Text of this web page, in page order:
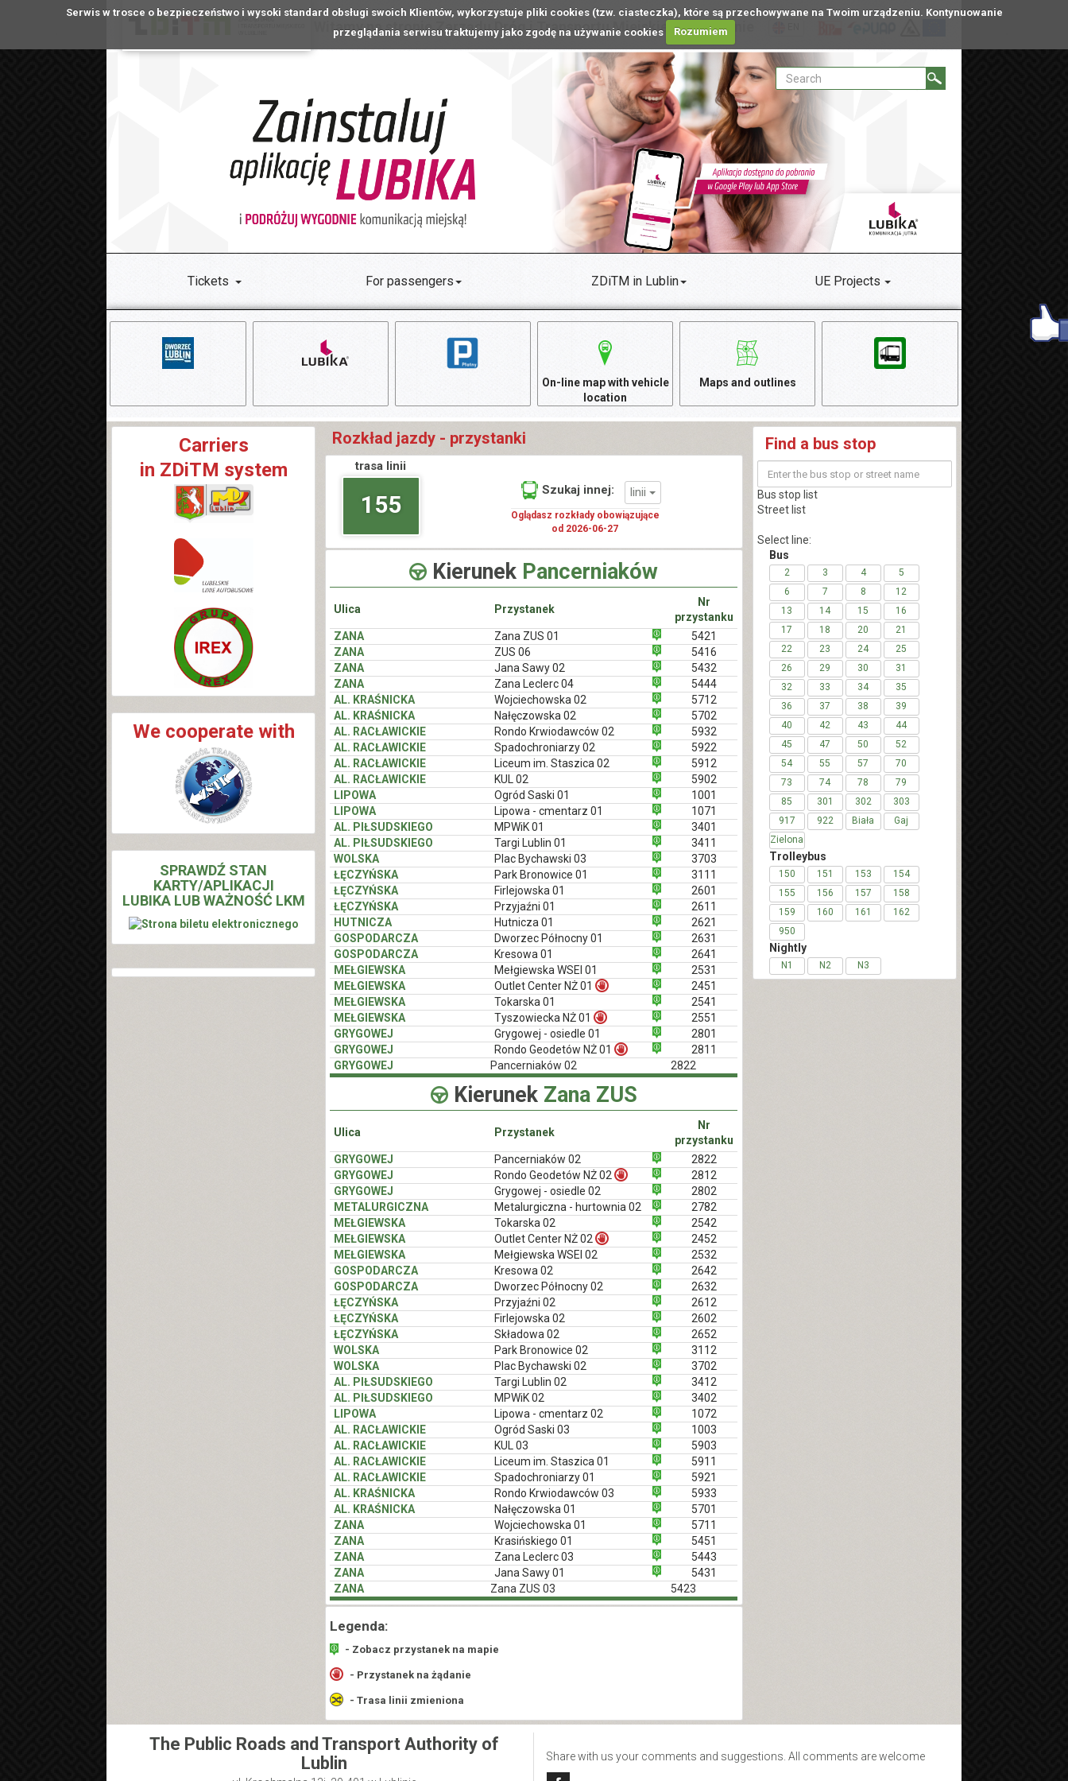
Serwis w trosce o bezpieczeństwo i wysoki standard obsługi swoich Klientów, wykorzystuje pliki cookies (tzw. ciasteczka), które są przechowywane na Twoim urządzeniu. Kontynuowanie
przeglądania serwisu traktujemy jako zgodę na używanie cookies
Rozumiem
Witamy na stronie Zarządu Dróg i Transportu Miejskiego w Lublinie
Tickets For passengers ZDiTM in Lublin UE Projects
On-line map with vehicle
location
Maps and outlines
Carriers
in ZDiTM system
We cooperate with
SPRAWDŹ STAN
KARTY/APLIKACJI
LUBIKA LUB WAŻNOŚĆ LKM
Rozkład jazdy - przystanki
trasa linii
155
Szukaj innej: linii
Oglądasz rozkłady obowiązujące
od 2026-06-27
Kierunek Pancerniaków
Ulica Przystanek
Nr
przystanku
ZANA
Zana ZUS 01
5421
ZANA
ZUS 06
5416
ZANA
Jana Sawy 02
5432
ZANA
Zana Leclerc 04
5444
AL. KRAŚNICKA
Wojciechowska 02
5712
AL. KRAŚNICKA
Nałęczowska 02
5702
AL. RACŁAWICKIE
Rondo Krwiodawców 02
5932
AL. RACŁAWICKIE
Spadochroniarzy 02
5922
AL. RACŁAWICKIE
Liceum im. Staszica 02
5912
AL. RACŁAWICKIE
KUL 02
5902
LIPOWA
Ogród Saski 01
1001
LIPOWA
Lipowa - cmentarz 01
1071
AL. PIŁSUDSKIEGO
MPWiK 01
3401
AL. PIŁSUDSKIEGO
Targi Lublin 01
3411
WOLSKA
Plac Bychawski 03
3703
ŁĘCZYŃSKA
Park Bronowice 01
3111
ŁĘCZYŃSKA
Firlejowska 01
2601
ŁĘCZYŃSKA
Przyjaźni 01
2611
HUTNICZA
Hutnicza 01
2621
GOSPODARCZA
Dworzec Północny 01
2631
GOSPODARCZA
Kresowa 01
2641
MEŁGIEWSKA
Mełgiewska WSEI 01
2531
MEŁGIEWSKA
Outlet Center NŻ 01
2451
MEŁGIEWSKA
Tokarska 01
2541
MEŁGIEWSKA
Tyszowiecka NŻ 01
2551
GRYGOWEJ
Grygowej - osiedle 01
2801
GRYGOWEJ
Rondo Geodetów NŻ 01
2811
GRYGOWEJ
Pancerniaków 02 2822
Kierunek Zana ZUS
Ulica Przystanek
Nr
przystanku
GRYGOWEJ
Pancerniaków 02
2822
GRYGOWEJ
Rondo Geodetów NŻ 02
2812
GRYGOWEJ
Grygowej - osiedle 02
2802
METALURGICZNA
Metalurgiczna - hurtownia 02
2782
MEŁGIEWSKA
Tokarska 02
2542
MEŁGIEWSKA
Outlet Center NŻ 02
2452
MEŁGIEWSKA
Mełgiewska WSEI 02
2532
GOSPODARCZA
Kresowa 02
2642
GOSPODARCZA
Dworzec Północny 02
2632
ŁĘCZYŃSKA
Przyjaźni 02
2612
ŁĘCZYŃSKA
Firlejowska 02
2602
ŁĘCZYŃSKA
Składowa 02
2652
WOLSKA
Park Bronowice 02
3112
WOLSKA
Plac Bychawski 02
3702
AL. PIŁSUDSKIEGO
Targi Lublin 02
3412
AL. PIŁSUDSKIEGO
MPWiK 02
3402
LIPOWA
Lipowa - cmentarz 02
1072
AL. RACŁAWICKIE
Ogród Saski 03
1003
AL. RACŁAWICKIE
KUL 03
5903
AL. RACŁAWICKIE
Liceum im. Staszica 01
5911
AL. RACŁAWICKIE
Spadochroniarzy 01
5921
AL. KRAŚNICKA
Rondo Krwiodawców 03
5933
AL. KRAŚNICKA
Nałęczowska 01
5701
ZANA
Wojciechowska 01
5711
ZANA
Krasińskiego 01
5451
ZANA
Zana Leclerc 03
5443
ZANA
Jana Sawy 01
5431
ZANA
Zana ZUS 03 5423
Legenda:
- Zobacz przystanek na mapie
- Przystanek na żądanie
- Trasa linii zmieniona
Find a bus stop
Bus stop list
Street list
Select line:
Bus
2 3 4
5
6
7 8
12
13
14 15
16
17
18 20
21
22
23 24
25
26
29 30
31
32
33 34
35
36
37 38
39
40
42 43
44
45
47 50
52
54
55 57
70
73
74 78
79
85
301 302
303
917
922 Biała
Gaj
Zielona
Trolleybus
150 151 153
154
155
156 157
158
159
160 161
162
950
Nightly
N1 N2 N3
The Public Roads and Transport Authority of
Lublin
Share with us your comments and suggestions. All comments are welcome